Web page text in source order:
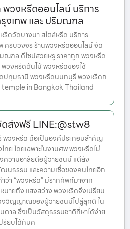
วงหรีดออนไลน์ บริการ
งเทพ และ ปริมณฑล
ดวัดบางนา สไตล์หรีด บริการ
ครบวงจร ร้านพวงหรีดออนไลน์ จัด
ณฑล ดีไซน์สวยหรู ราคาถูก พวงหรีด
วงหรีดต้นไม้ พวงหรีดของใช้
ปทุมธานี พวงหรีดนนทบุรี พวงหรีดก
in Bangkok Thailand
ส่งฟรี LINE:@stw8
พวงหรีด ถือเป็นองค์ประกอบสำคัญ
ย โดยเฉพาะในงานศพ พวงหรีดไม่
ความอาลัยต่อผู้วายชนม์ แต่ยัง
นธรรม และความเชื่อของคนไทยอีก
ว่า “พวงหรีด” มีรากศัพท์มาจาก
หมายถึง แสงสว่าง พวงหรีดจึงเปรียบ
งวิญญาณของผู้วายชนม์ไปสู่สุคติ ใน
ตาล ซึ่งเป็นวัสดุธรรมชาติที่หาได้ง่าย
รียบได้กับค